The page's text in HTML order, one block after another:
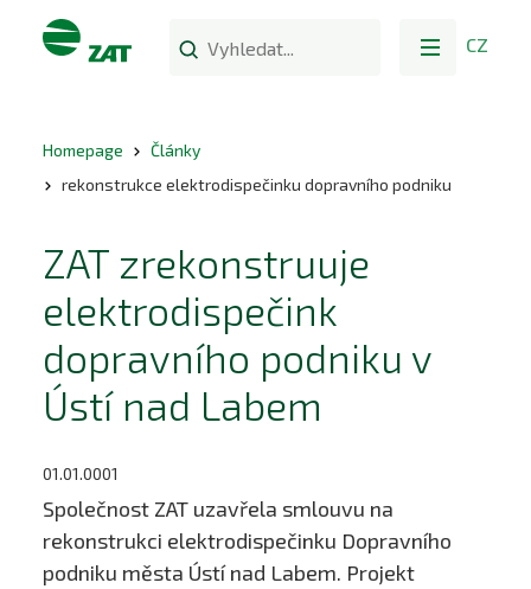
CZ
Homepage
Články
rekonstrukce elektrodispečinku dopravního podniku
ZAT zrekonstruuje
elektrodispečink
dopravního podniku v
Ústí nad Labem
01.01.0001
Společnost ZAT uzavřela smlouvu na
rekonstrukci elektrodispečinku Dopravního
podniku města Ústí nad Labem. Projekt